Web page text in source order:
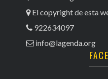
El copyright de esta
922634097
info@lagenda.org